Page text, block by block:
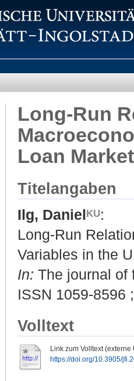
Long-Run
Loan Market
Titelangaben
Ilg, Daniel
:
Long-Run
Variables in the
In: The journal of
ISSN 1059-8596
Volltext
Link zum Volltext (externe
https://doi.org/10.3905/